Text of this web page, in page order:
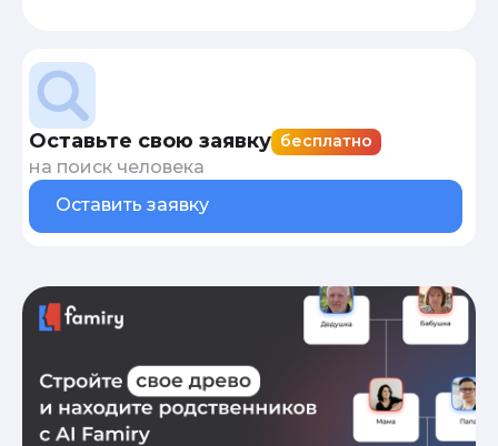
Оставьте свою заявку бесплатно
на поиск человека
Оставить заявку